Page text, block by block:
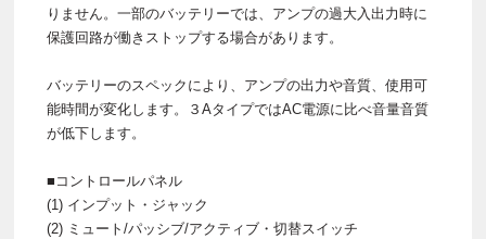
りません。一部のバッテリーでは、アンプの過大入出力時に
保護回路が働きストップする場合があります。
バッテリーのスペックにより、アンプの出力や音質、使用可
能時間が変化します。３AタイプではAC電源に比べ音量音質
が低下します。
■コントロールパネル
(1) インプット・ジャック
(2) ミュート/パッシブ/アクティブ・切替スイッチ